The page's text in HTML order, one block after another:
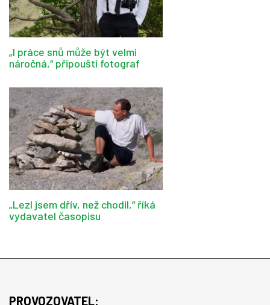
„I práce snů může být velmi
náročná,“ připouští fotograf
„Lezl jsem dřív, než chodil,“ říká
vydavatel časopisu
PROVOZOVATEL: